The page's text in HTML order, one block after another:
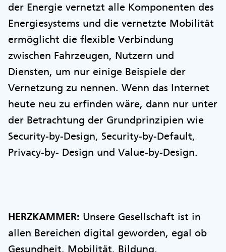
der Energie vernetzt alle Komponenten des
Energiesystems und die vernetzte Mobilität
ermöglicht die flexible Verbindung
zwischen Fahrzeugen, Nutzern und
Diensten, um nur einige Beispiele der
Vernetzung zu nennen. Wenn das Internet
heute neu zu erfinden wäre, dann nur unter
der Betrachtung der Grundprinzipien wie
Security-by-Design, Security-by-Default,
Privacy-by- Design und Value-by-Design.
HERZKAMMER: Unsere Gesellschaft ist in
allen Bereichen digital geworden, egal ob
Gesundheit, Mobilität, Bildung,